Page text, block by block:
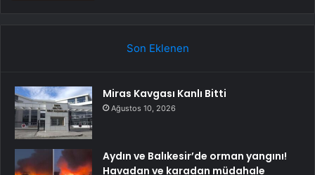
Son Eklenen
Miras Kavgası Kanlı Bitti
Ağustos 10, 2026
Aydın ve Balıkesir’de orman yangını!
Havadan ve karadan müdahale